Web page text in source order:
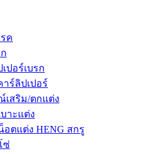
ค
ปอร์เบรก
ร์ลิปเปอร์
เสริม/ตกแต่ง
บาะแต่ง
อตแต่ง HENG สกรู
ซ่